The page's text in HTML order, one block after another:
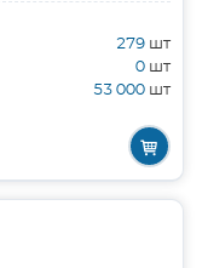
279 шт
0 шт
53 000 шт